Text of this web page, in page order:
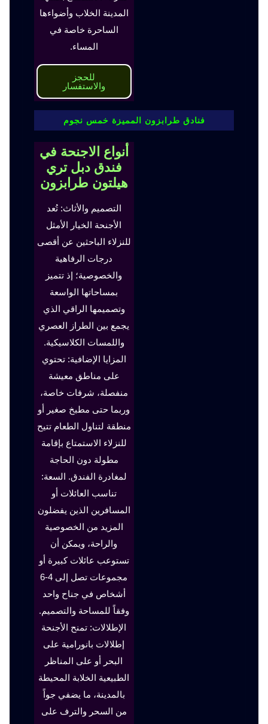
المدينة الخلاب وأضواءها
الساحرة خاصة في
المساء.
للحجز
والاستفسار
فنادق طرابزون المميزة خمس نجوم
أنواع الاجنحة في
فندق دبل تري
هيلتون طرابزون
التصميم والأثاث: تُعد
الأجنحة الخيار الأمثل
للنزلاء الباحثين عن أقصى
درجات الرفاهية
والخصوصية؛ إذ تتميز
بمساحاتها الواسعة
وتصميمها الراقي الذي
يجمع بين الطراز العصري
واللمسات الكلاسيكية.
المزايا الإضافية: تحتوي
على مناطق معيشة
منفصلة، شرفات خاصة،
وربما حتى مطبخ صغير أو
منطقة لتناول الطعام تتيح
للنزلاء الاستمتاع بإقامة
مطولة دون الحاجة
لمغادرة الفندق. السعة:
تناسب العائلات أو
المسافرين الذين يفضلون
المزيد من الخصوصية
والراحة، ويمكن أن
تستوعب عائلات كبيرة أو
مجموعات تصل إلى 4-6
أشخاص في جناح واحد
وفقاً للمساحة والتصميم.
الإطلالات: تمنح الأجنحة
إطلالات بانورامية على
البحر أو على المناظر
الطبيعية الخلابة المحيطة
بالمدينة، ما يضفي جواً
من السحر والترف على